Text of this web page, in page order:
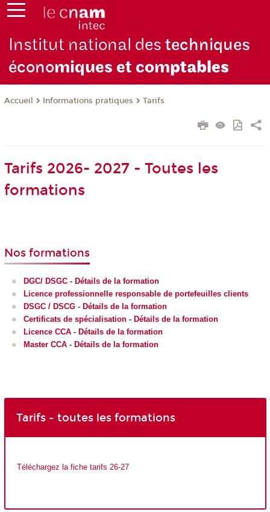
Institut national destechniques
économiques et comptables
Accueil Informations pratiques Tarifs
Tarifs 2026- 2027 - Toutes les
formations
Nos formations
DGC/ DSGC - Détails de la formation
Licence professionnelle responsable de portefeuilles clients
DSGC / DSCG - Détails de la formation
Certificats de spécialisation - Détails de la formation
Licence CCA - Détails de la formation
Master CCA - Détails de la formation
Tarifs - toutes les formations
Téléchargez la fiche tarifs 26-27